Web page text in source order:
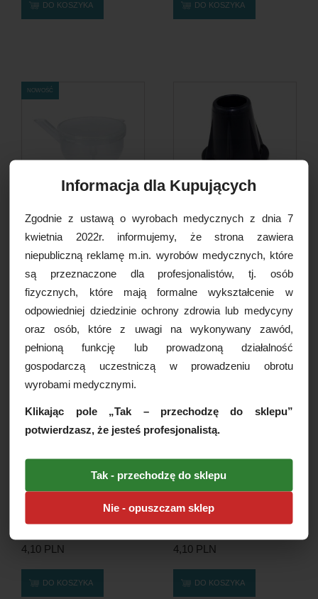
DO KOSZYKA DO KOSZYKA
NOWOŚĆ
Kubek pojnik z uchwytem
300ml, 1szt.
12,50 PLN
DO KOSZYKA
Nasadka antypoślizgowa do
kul i lasek (bez...
9,00 PLN
DO KOSZYKA
Bandaż Kohezyjny Non-
Woven yellowBAND,...
4,10 PLN
DO KOSZYKA
Bandaż kohezyjny
YellowBand 7,5cm x 4,5m...
4,10 PLN
DO KOSZYKA
Informacja dla Kupujących
Zgodnie z ustawą o wyrobach medycznych z dnia 7
kwietnia 2022r. informujemy, że strona zawiera
niepubliczną reklamę m.in. wyrobów medycznych, które
są przeznaczone dla profesjonalistów, tj. osób
fizycznych, które mają formalne wykształcenie w
odpowiedniej dziedzinie ochrony zdrowia lub medycyny
oraz osób, które z uwagi na wykonywany zawód,
pełnioną funkcję lub prowadzoną działalność
gospodarczą uczestniczą w prowadzeniu obrotu
wyrobami medycznymi.
Klikając pole „Tak – przechodzę do sklepu”
potwierdzasz, że jesteś profesjonalistą.
Tak - przechodzę do sklepu
Nie - opuszczam sklep